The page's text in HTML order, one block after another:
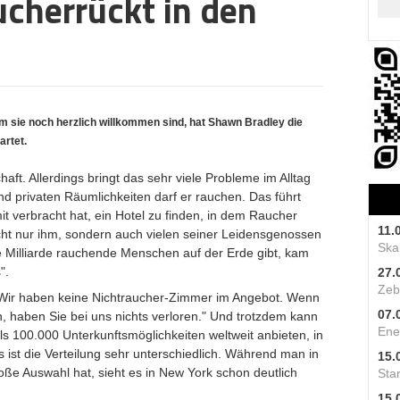
sie noch herzlich willkommen sind, hat Shawn Bradley die
Allerdings bringt das sehr viele Probleme im Alltag
privaten Räumlichkeiten darf er rauchen. Das führt
verbracht hat, ein Hotel zu finden, in dem Raucher
nur ihm, sondern auch vielen seiner Leidensgenossen
rauchende Menschen auf der Erde gibt, kam
haben keine Nichtraucher-Zimmer im Angebot. Wenn
haben Sie bei uns nichts verloren." Und trotzdem kann
100.000 Unterkunftsmöglichkeiten weltweit anbieten, in
die Verteilung sehr unterschiedlich. Während man in
Auswahl hat, sieht es in New York schon deutlich